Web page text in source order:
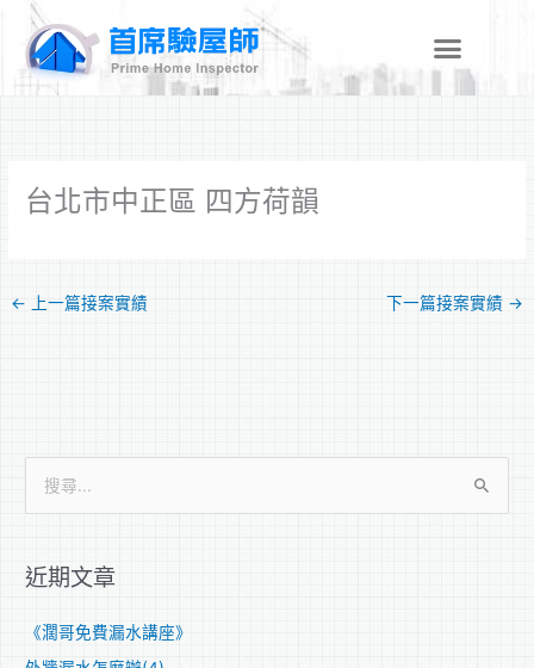
台北市中正區 四方荷韻
← 上一篇接案實績 下一篇接案實績 →
鍵
近期文章
《濶哥免費漏水講座》